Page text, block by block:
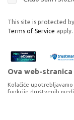
ZILI KAMEL -
This site is protected
Terms of Service apply.
Ova web-
Kolačiće
funkcije društvenih
upotrebi naše web-
oglašavanje i analizu, a
pružili ili koje su